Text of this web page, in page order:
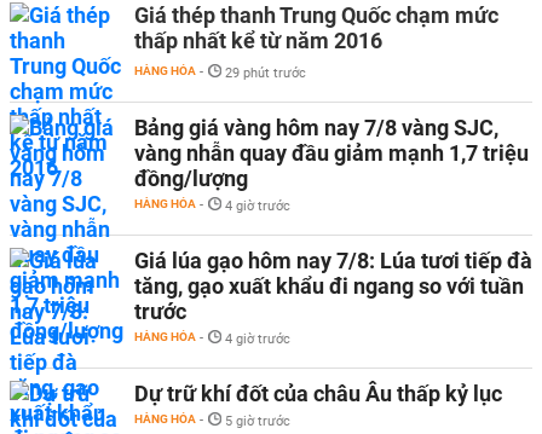
Giá thép thanh Trung Quốc chạm mức
thấp nhất kể từ năm 2016
HÀNG HÓA - 29 phút trước
Bảng giá vàng hôm nay 7/8 vàng SJC,
vàng nhẫn quay đầu giảm mạnh 1,7 triệu
đồng/lượng
HÀNG HÓA - 4 giờ trước
Giá lúa gạo hôm nay 7/8: Lúa tươi tiếp đà
tăng, gạo xuất khẩu đi ngang so với tuần
trước
HÀNG HÓA - 4 giờ trước
Dự trữ khí đốt của châu Âu thấp kỷ lục
HÀNG HÓA - 5 giờ trước